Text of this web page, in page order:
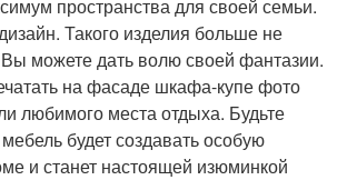
пространства для своей семьи.
Такого изделия больше не
Вы можете дать волю своей фантазии.
на фасаде шкафа-купе фото
любимого места отдыха. Будьте
будет создавать особую
и станет настоящей изюминкой